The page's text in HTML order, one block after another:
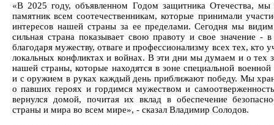
«В 2025 году, объявленном Годом защитника Отечества, мы
памятник всем соотечественникам, которые принимали
интересов нашей страны за ее пределами. Сегодня мы
сильная страна показывает свою правоту и свое значение -
благодаря мужеству, отваге и профессионализму всех тех, кто
локальных конфликтах и войнах. В эти дни мы думаем и о тех
нашей страны, которые находятся в зоне специальной
и с оружием в руках каждый день приближают победу. Мы
о павших героях и гордимся мужеством и
вернулся домой, почитая их вклад в обеспечение
страны и мира во всем мире», - сказал Владимир Солодов.